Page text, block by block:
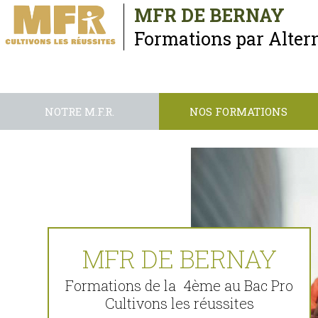
MFR DE BERNAY
Formations par
NOTRE M.F.R. NOS FORMATIONS
MFR DE BERNAY
Formations de la  4ème au Bac Pro
Cultivons les réussites